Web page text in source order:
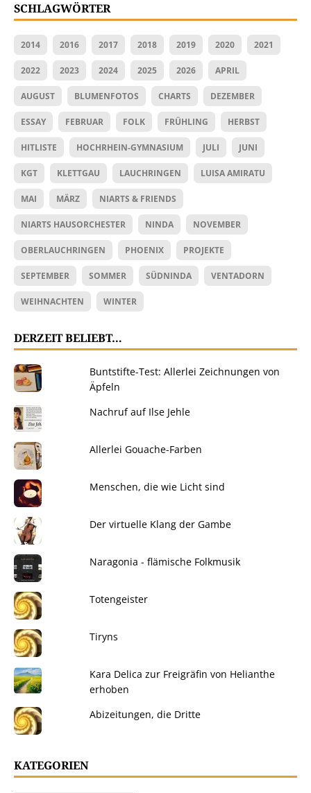
SCHLAGWÖRTER
2014 2016 2017 2018 2019 2020 2021
2022 2023 2024 2025 2026 APRIL
AUGUST BLUMENFOTOS CHARTS DEZEMBER
ESSAY FEBRUAR FOLK FRÜHLING HERBST
HITLISTE HOCHRHEIN-GYMNASIUM JULI JUNI
KGT KLETTGAU LAUCHRINGEN LUISA AMIRATU
MAI MÄRZ NIARTS & FRIENDS
NIARTS HAUSORCHESTER NINDA NOVEMBER
OBERLAUCHRINGEN PHOENIX PROJEKTE
SEPTEMBER SOMMER SÜDNINDA VENTADORN
WEIHNACHTEN WINTER
DERZEIT BELIEBT…
Buntstifte-Test: Allerlei Zeichnungen von
Äpfeln
Nachruf auf Ilse Jehle
Allerlei Gouache-Farben
Menschen, die wie Licht sind
Der virtuelle Klang der Gambe
Naragonia - flämische Folkmusik
Totengeister
Tiryns
Kara Delica zur Freigräfin von Helianthe
erhoben
Abizeitungen, die Dritte
KATEGORIEN